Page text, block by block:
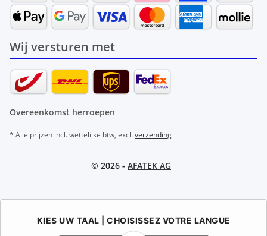
Wij versturen met
Overeenkomst herroepen
* Alle prijzen incl. wettelijke btw, excl.verzending
© 2026 - AFATEK AG
KIES UW TAAL | CHOISISSEZ VOTRE LANGUE